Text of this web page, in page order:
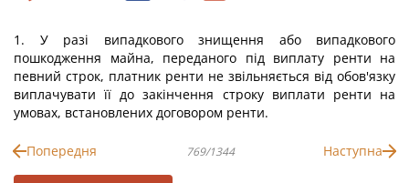
1. У разі випадкового знищення або випадкового
пошкодження майна, переданого під виплату ренти на
певний строк, платник ренти не звільняється від обов'язку
виплачувати її до закінчення строку виплати ренти на
умовах, встановлених договором ренти.
Попередня 769/1344 Наступна